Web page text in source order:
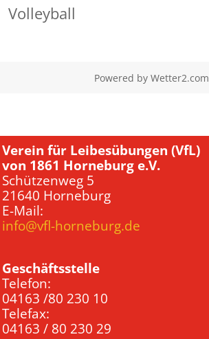
Volleyball
Powered by Wetter2.com
Verein für Leibesübungen (VfL)
von 1861 Horneburg e.V.
Schützenweg 5
21640 Horneburg
E-Mail:
info@vfl-horneburg.de
Geschäftsstelle
Telefon:
04163 /80 230 10
Telefax:
04163 / 80 230 29